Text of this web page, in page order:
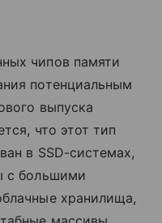
чипов памяти
потенциальным
выпуска
что этот тип
в SSD-системах,
с большими
хранилища,